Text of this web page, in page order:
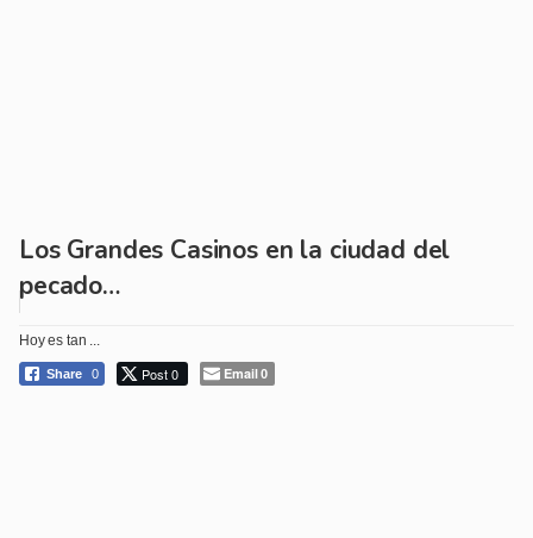
Los Grandes Casinos en la ciudad del
pecado…
Hoy es tan ...
Share 0 Post 0 Email0